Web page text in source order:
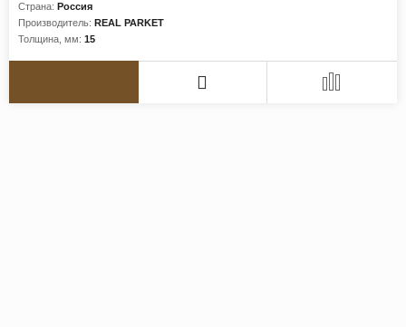
Страна: Россия
Производитель: REAL PARKET
Толщина, мм: 15